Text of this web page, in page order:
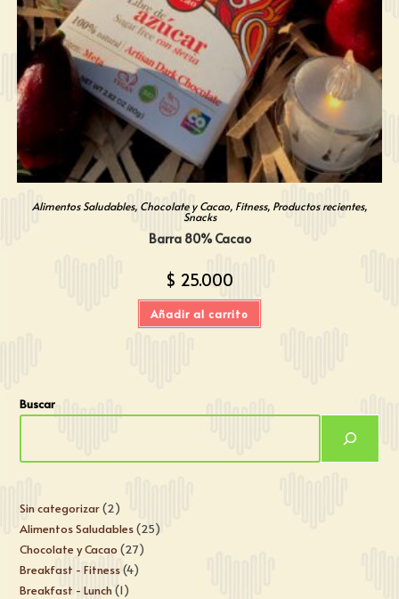
Alimentos Saludables, Chocolate y Cacao, Fitness, Productos recientes,
Snacks
Barra 80% Cacao
$ 25.000
Añadir al carrito
Buscar
Sin categorizar 2
Alimentos Saludables 25
Chocolate y Cacao 27
Breakfast - Fitness 4
Breakfast - Lunch 1